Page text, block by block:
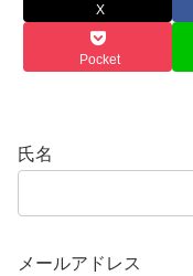
X
Pocket
氏名
メールアドレス